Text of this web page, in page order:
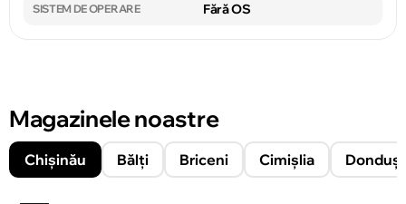
SISTEM DE OPERARE Fără OS
Magazinele noastre
Chișinău Bălți Briceni Cimișlia